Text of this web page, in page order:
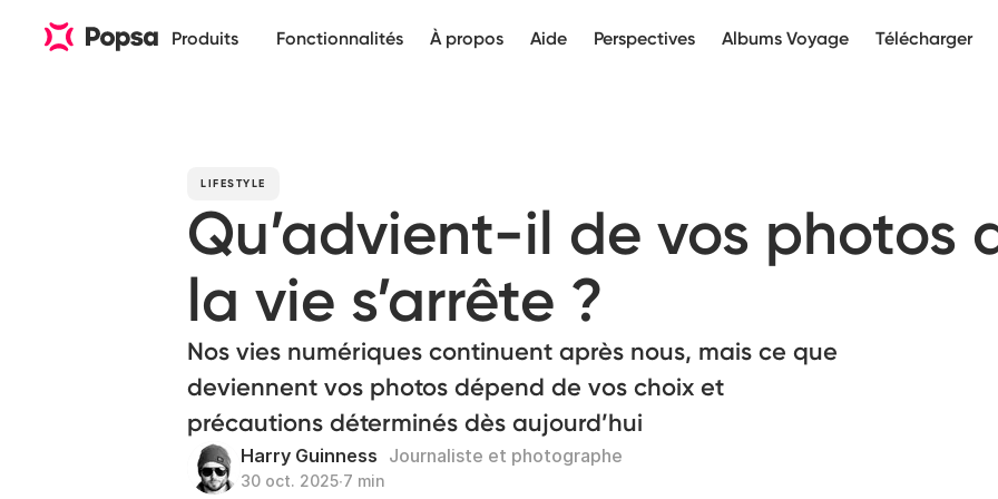
Produits Fonctionnalités À propos Aide Perspectives Albums Voyage Télécharger
LIFESTYLE
Qu’advient-il de vos photos
la vie s’arrête ?
Nos vies numériques continuent après nous, mais ce que
deviennent vos photos dépend de vos choix et
précautions déterminés dès aujourd’hui
Harry Guinness Journaliste et photographe
30 oct. 2025∙7 min